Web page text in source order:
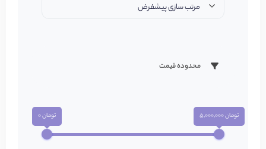
مرتب سازی پیشفرض
محدوده قیمت
تومان 0 تومان 5,000,000